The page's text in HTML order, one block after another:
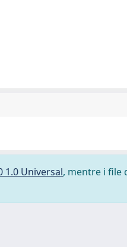
1.0 Universal, mentre i file